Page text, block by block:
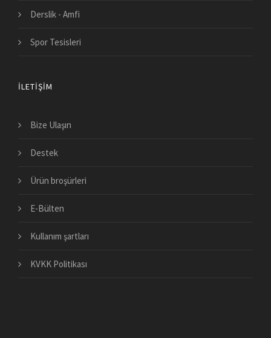
Derslik - Amfi
Spor Tesisleri
İLETIŞIM
Bize Ulaşın
Destek
Ürün broşürleri
E-Bülten
Kullanım şartları
KVKK Politikası